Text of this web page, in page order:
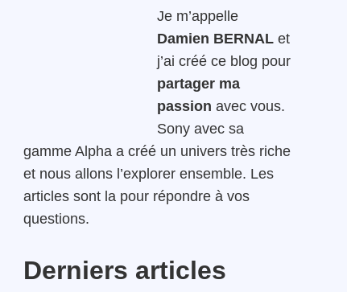
Je m’appelle
Damien BERNAL et
j’ai créé ce blog pour
partager ma
passion avec vous.
Sony avec sa
gamme Alpha a créé un univers très riche
et nous allons l’explorer ensemble. Les
articles sont la pour répondre à vos
questions.
Derniers articles